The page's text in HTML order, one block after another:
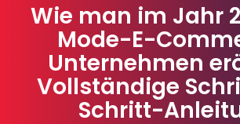
Wie man im Jahr
Mode-E-
Unternehmen
Vollständige
Schritt-